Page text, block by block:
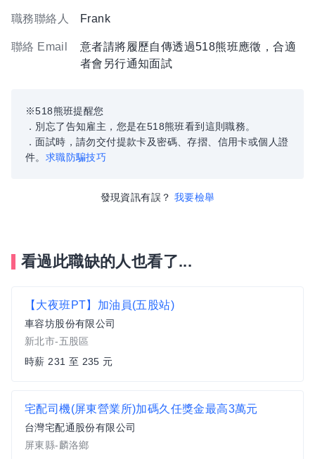
職務聯絡人 Frank
聯絡 Email
意者請將履歷自傳透過518熊班應徵，合適
者會另行通知面試
※518熊班提醒您
．別忘了告知雇主，您是在518熊班看到這則職務。
．面試時，請勿交付提款卡及密碼、存摺、信用卡或個人證
件。 求職防騙技巧
發現資訊有誤？ 我要檢舉
看過此職缺的人也看了...
【大夜班PT】加油員(五股站)
車容坊股份有限公司
新北市-五股區
時薪 231 至 235 元
宅配司機(屏東營業所)加碼久任獎金最高3萬元
台灣宅配通股份有限公司
屏東縣-麟洛鄉